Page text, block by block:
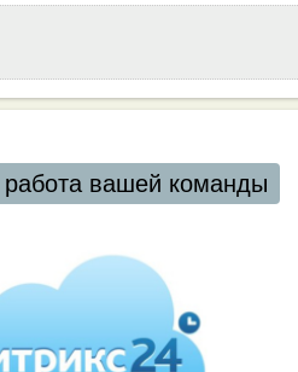
вашей команды